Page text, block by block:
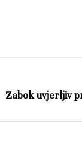
Zabok uvjerljiv